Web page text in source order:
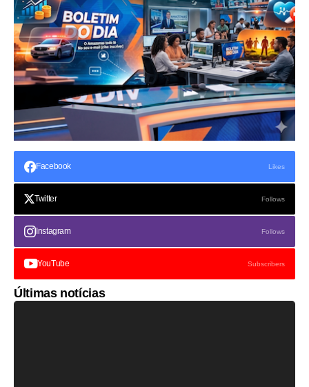
Facebook Likes
Twitter Follows
Instagram Follows
YouTube Subscribers
Últimas notícias